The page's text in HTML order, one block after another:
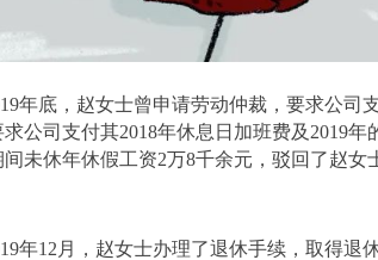
年底，赵女士曾申请劳动仲裁，要求公司
求公司支付其2018年休息日加班费及2019
间未休年休假工资2万8千余元，驳回了赵女
年12月，赵女士办理了退休手续，取得